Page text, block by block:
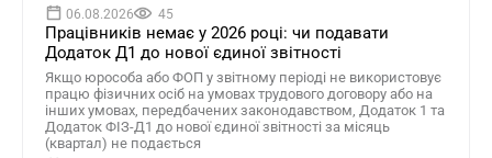
06.08.2026 45
Працівників немає у 2026 році: чи подавати
Додаток Д1 до нової єдиної звітності
Якщо юрособа або ФОП у звітному періоді не використовує
працю фізичних осіб на умовах трудового договору або на
інших умовах, передбачених законодавством, Додаток 1 та
Додаток ФІЗ-Д1 до нової єдиної звітності за місяць
(квартал) не подається